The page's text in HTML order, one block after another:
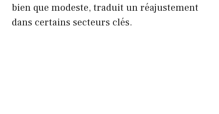
bien que modeste, traduit un réajustement
dans certains secteurs clés.